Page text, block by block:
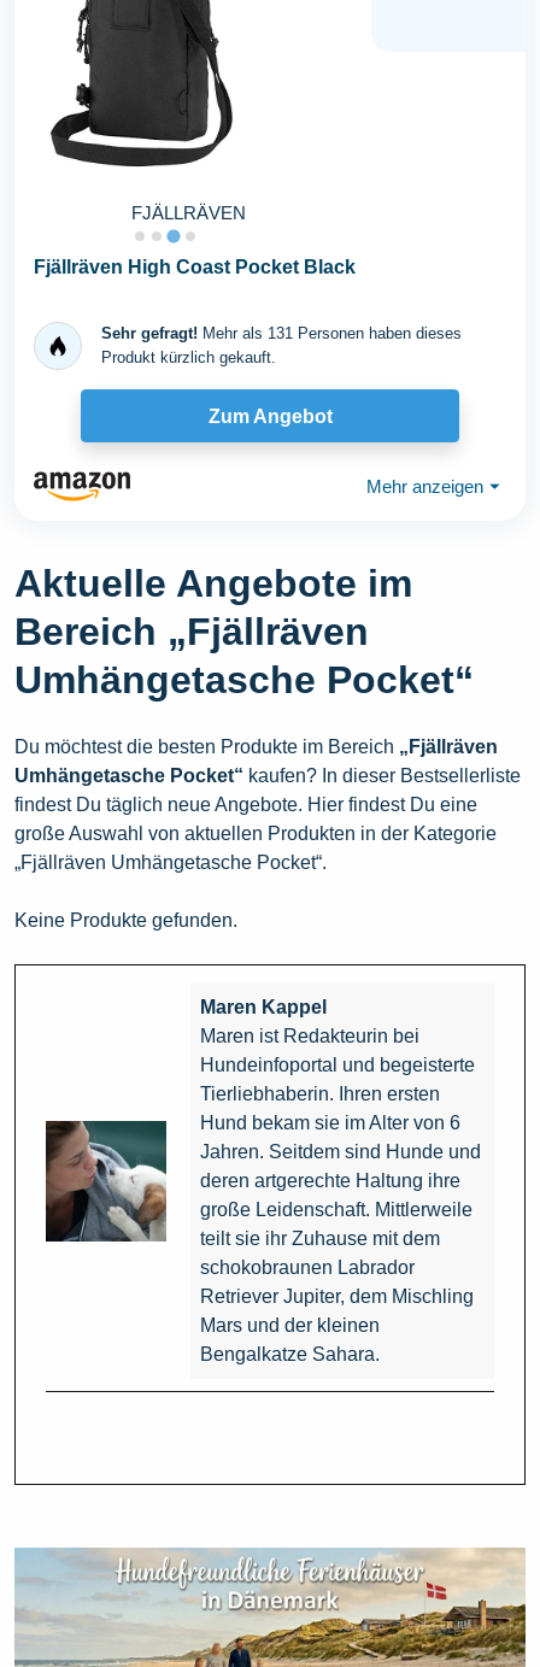
FJÄLLRÄVEN
Fjällräven High Coast Pocket Black
Sehr gefragt! Mehr als 131 Personen haben dieses
Produkt kürzlich gekauft.
Zum Angebot
Mehr anzeigen ⏷
Aktuelle Angebote im
Bereich „Fjällräven
Umhängetasche Pocket“
Du möchtest die besten Produkte im Bereich „Fjällräven
Umhängetasche Pocket“ kaufen? In dieser Bestsellerliste
findest Du täglich neue Angebote. Hier findest Du eine
große Auswahl von aktuellen Produkten in der Kategorie
„Fjällräven Umhängetasche Pocket“.
Keine Produkte gefunden.
Maren Kappel
Maren ist Redakteurin bei
Hundeinfoportal und begeisterte
Tierliebhaberin. Ihren ersten
Hund bekam sie im Alter von 6
Jahren. Seitdem sind Hunde und
deren artgerechte Haltung ihre
große Leidenschaft. Mittlerweile
teilt sie ihr Zuhause mit dem
schokobraunen Labrador
Retriever Jupiter, dem Mischling
Mars und der kleinen
Bengalkatze Sahara.